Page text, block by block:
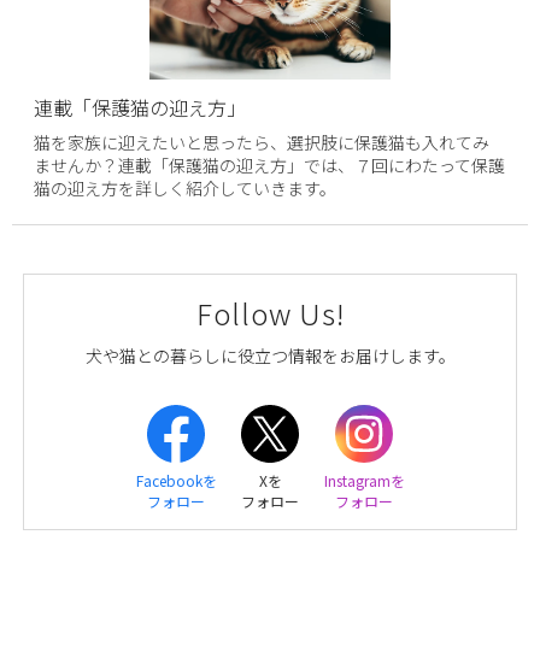
連載「保護猫の迎え方」
猫を家族に迎えたいと思ったら、選択肢に保護猫も入れてみ
ませんか？連載「保護猫の迎え方」では、７回にわたって保護
猫の迎え方を詳しく紹介していきます。
Follow Us!
犬や猫との暮らしに役立つ情報をお届けします。
Facebookを
フォロー
Xを
フォロー
Instagramを
フォロー